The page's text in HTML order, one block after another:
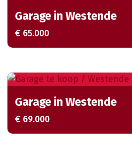
Garage in Westende
€ 65.000
Garage in Westende
€ 69.000